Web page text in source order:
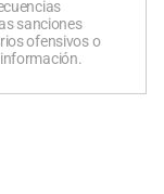
sanciones
ofensivos o